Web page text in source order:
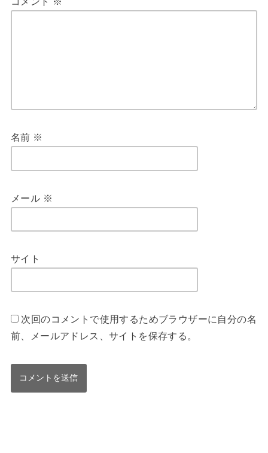
名前 ※
メール ※
サイト
次回のコメントで使用するためブラウザーに自分の名
前、メールアドレス、サイトを保存する。